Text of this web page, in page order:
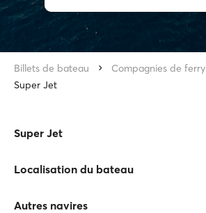
Billets de bateau Compagnies de ferry
Super Jet
Super Jet
Localisation du bateau
Autres navires